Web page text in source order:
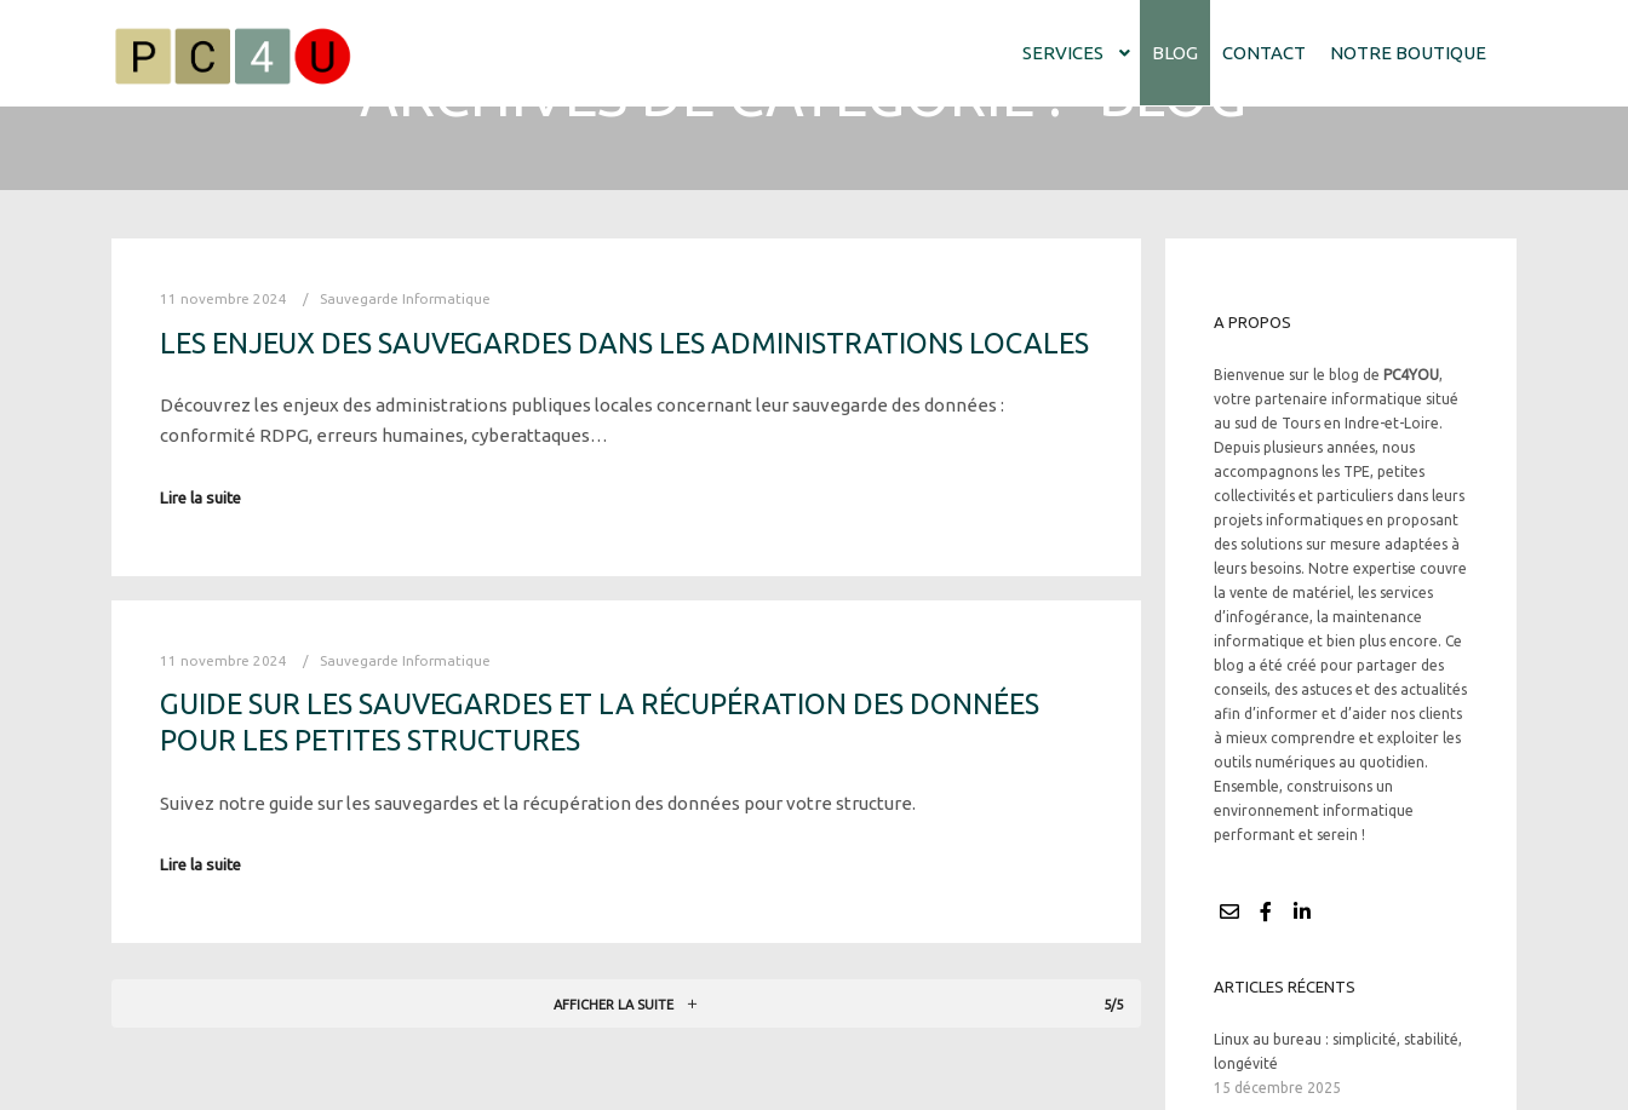
SERVICES BLOG CONTACT NOTRE BOUTIQUE
ARCHIVES DE CATÉGORIE : "BLOG"
11 novembre 2024 Sauvegarde Informatique
LES ENJEUX DES SAUVEGARDES DANS LES ADMINISTRATIONS LOCALES
Découvrez les enjeux des administrations publiques locales concernant leur sauvegarde des données :
conformité RDPG, erreurs humaines, cyberattaques…
Lire la suite
11 novembre 2024 Sauvegarde Informatique
GUIDE SUR LES SAUVEGARDES ET LA RÉCUPÉRATION DES DONNÉES
POUR LES PETITES STRUCTURES
Suivez notre guide sur les sauvegardes et la récupération des données pour votre structure.
Lire la suite
AFFICHER LA SUITE 5/5
A PROPOS
Bienvenue sur le blog de PC4YOU,
votre partenaire informatique situé
au sud de Tours en Indre-et-Loire.
Depuis plusieurs années, nous
accompagnons les TPE, petites
collectivités et particuliers dans leurs
projets informatiques en proposant
des solutions sur mesure adaptées à
leurs besoins. Notre expertise couvre
la vente de matériel, les services
d’infogérance, la maintenance
informatique et bien plus encore. Ce
blog a été créé pour partager des
conseils, des astuces et des actualités
afin d’informer et d’aider nos clients
à mieux comprendre et exploiter les
outils numériques au quotidien.
Ensemble, construisons un
environnement informatique
performant et serein !
ARTICLES RÉCENTS
Linux au bureau : simplicité, stabilité,
longévité
15 décembre 2025